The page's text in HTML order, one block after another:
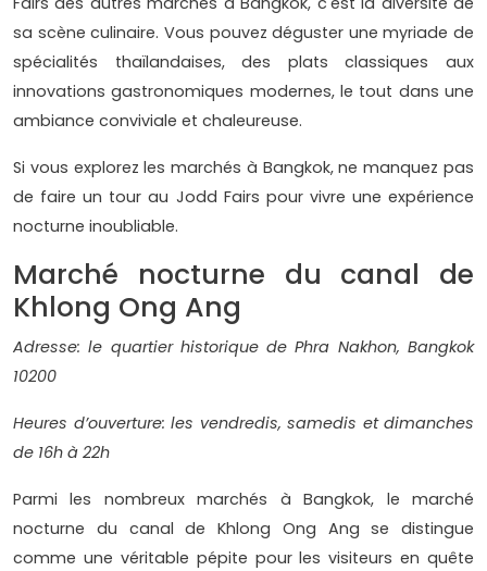
sa scène culinaire. Vous pouvez déguster une myriade de
spécialités thaïlandaises, des plats classiques aux
innovations gastronomiques modernes, le tout dans une
ambiance conviviale et chaleureuse.
Si vous explorez les marchés à Bangkok, ne manquez pas
de faire un tour au Jodd Fairs pour vivre une expérience
nocturne inoubliable.
Marché nocturne du canal de
Khlong Ong Ang
Adresse: le quartier historique de Phra Nakhon, Bangkok
10200
Heures d’ouverture: les vendredis, samedis et dimanches
de 16h à 22h
Parmi les nombreux marchés à Bangkok, le marché
nocturne du canal de Khlong Ong Ang se distingue
comme une véritable pépite pour les visiteurs en quête